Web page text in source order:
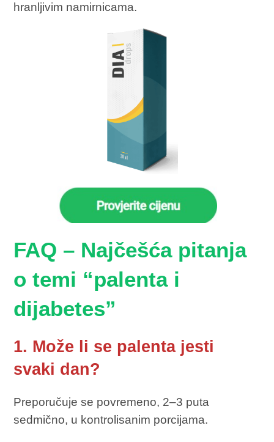
hranljivim namirnicama.
FAQ – Najčešća pitanja
o temi “palenta i
dijabetes”
1. Može li se palenta jesti
svaki dan?
Preporučuje se povremeno, 2–3 puta
sedmično, u kontrolisanim porcijama.